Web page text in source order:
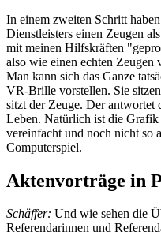
In einem zweiten Schritt
Dienstleisters einen Zeugen
mit meinen Hilfskräften
also wie einen echten Zeugen
Man kann sich das Ganze
VR-Brille vorstellen. Sie
sitzt der Zeuge. Der antwortet
Leben. Natürlich ist die Grafik
vereinfacht und noch nicht so
Computerspiel.
Aktenvorträge in
Schäffer: Und wie sehen die
Referendarinnen und